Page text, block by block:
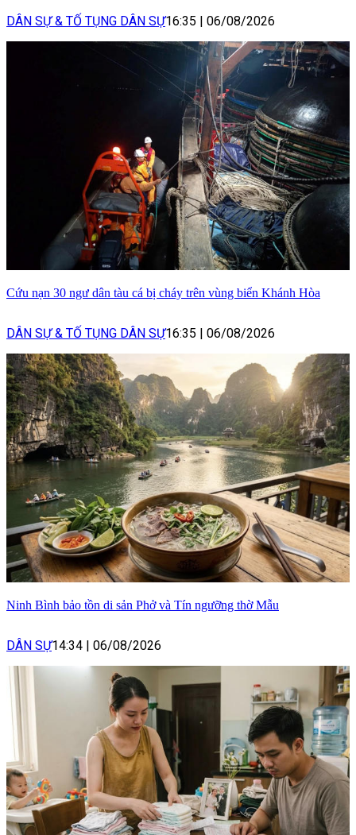
DÂN SỰ & TỐ TỤNG DÂN SỰ16:35 06/08/2026
Cứu nạn 30 ngư dân tàu cá bị cháy trên vùng biển Khánh Hòa
DÂN SỰ & TỐ TỤNG DÂN SỰ16:35 06/08/2026
Ninh Bình bảo tồn di sản Phở và Tín ngưỡng thờ Mẫu
DÂN SỰ14:34 06/08/2026